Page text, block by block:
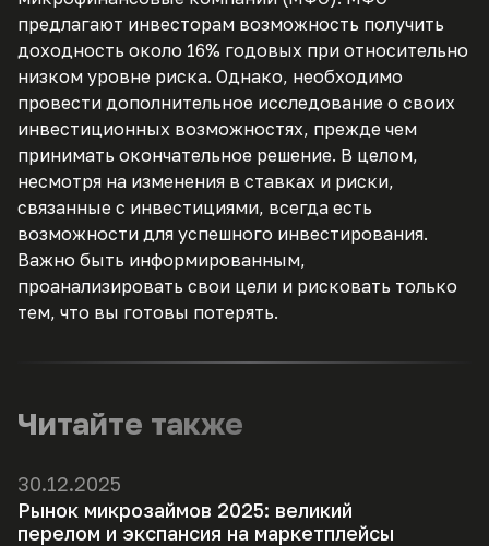
предлагают инвесторам возможность получить
доходность около 16% годовых при относительно
низком уровне риска. Однако, необходимо
провести дополнительное исследование о своих
инвестиционных возможностях, прежде чем
принимать окончательное решение. В целом,
несмотря на изменения в ставках и риски,
связанные с инвестициями, всегда есть
возможности для успешного инвестирования.
Важно быть информированным,
проанализировать свои цели и рисковать только
тем, что вы готовы потерять.
Читайте также
30.12.2025
Рынок микрозаймов 2025: великий
перелом и экспансия на маркетплейсы